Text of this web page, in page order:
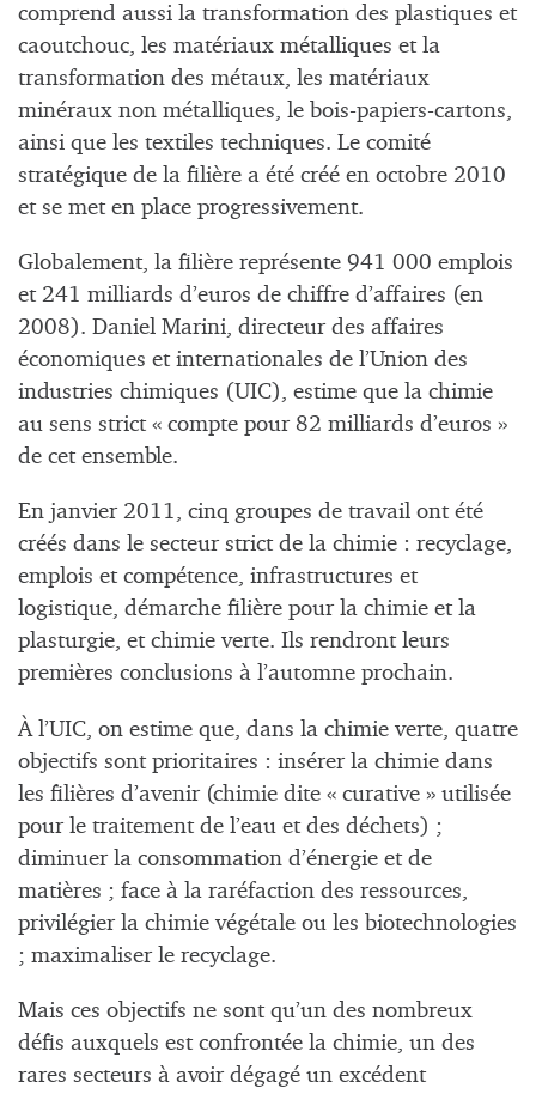
comprend aussi la transformation des plastiques et
caoutchouc, les matériaux métalliques et la
transformation des métaux, les matériaux
minéraux non métalliques, le bois-papiers-cartons,
ainsi que les textiles techniques. Le comité
stratégique de la filière a été créé en octobre 2010
et se met en place progressivement.
Globalement, la filière représente 941 000 emplois
et 241 milliards d’euros de chiffre d’affaires (en
2008). Daniel Marini, directeur des affaires
économiques et internationales de l’Union des
industries chimiques (UIC), estime que la chimie
au sens strict « compte pour 82 milliards d’euros »
de cet ensemble.
En janvier 2011, cinq groupes de travail ont été
créés dans le secteur strict de la chimie : recyclage,
emplois et compétence, infrastructures et
logistique, démarche filière pour la chimie et la
plasturgie, et chimie verte. Ils rendront leurs
premières conclusions à l’automne prochain.
À l’UIC, on estime que, dans la chimie verte, quatre
objectifs sont prioritaires : insérer la chimie dans
les filières d’avenir (chimie dite « curative » utilisée
pour le traitement de l’eau et des déchets) ;
diminuer la consommation d’énergie et de
matières ; face à la raréfaction des ressources,
privilégier la chimie végétale ou les biotechnologies
; maximaliser le recyclage.
Mais ces objectifs ne sont qu’un des nombreux
défis auxquels est confrontée la chimie, un des
rares secteurs à avoir dégagé un excédent